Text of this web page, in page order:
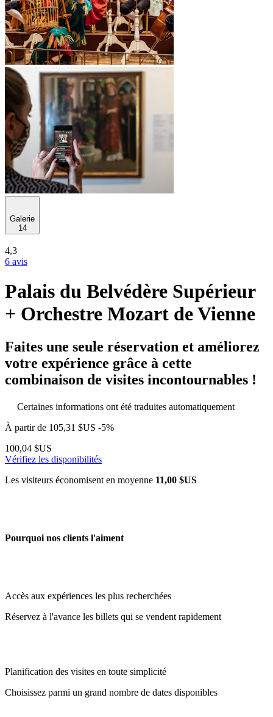
Galerie
14
4,3
6 avis
Palais du Belvédère Supérieur
+ Orchestre Mozart de Vienne
Faites une seule réservation et améliorez
votre expérience grâce à cette
combinaison de visites incontournables !
Certaines informations ont été traduites automatiquement
À partir de 105,31 $US -5%
100,04 $US
Vérifiez les disponibilités
Les visiteurs économisent en moyenne 11,00 $US
Pourquoi nos clients l'aiment
Accès aux expériences les plus recherchées
Réservez à l'avance les billets qui se vendent rapidement
Planification des visites en toute simplicité
Choisissez parmi un grand nombre de dates disponibles